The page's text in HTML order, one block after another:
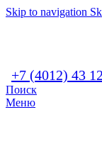
Skip to navigation
+7 (4012) 43
Поиск
Меню